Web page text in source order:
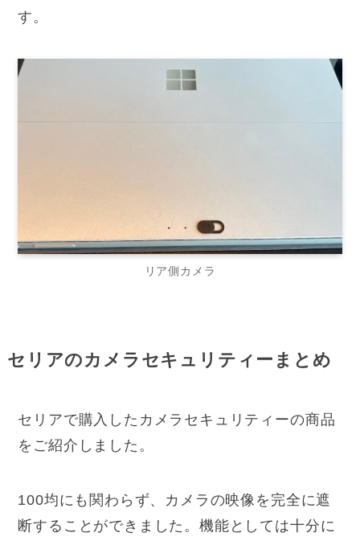
す。
リア側カメラ
セリアのカメラセキュリティーまとめ
セリアで購入したカメラセキュリティーの商品
をご紹介しました。
100均にも関わらず、カメラの映像を完全に遮
断することができました。機能としては十分に